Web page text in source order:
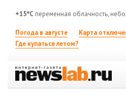
+15°C переменная облачность,
Погода в августе Карта
Где купаться летом?